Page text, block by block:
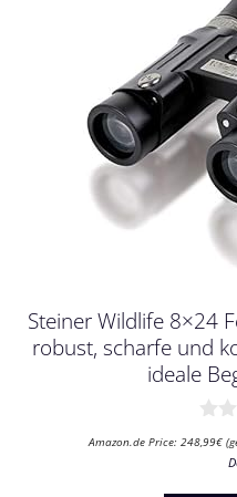
Steiner Wildlife 8×24
robust, scharfe und
ideale
0
v
Amazon.de Price: 248,99€